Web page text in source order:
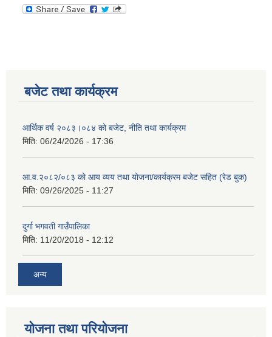
बजेट तथा कार्यक्रम
आर्थिक वर्ष २०८३।०८४ को बजेट, नीति तथा कार्यक्रम
मिति: 06/24/2026 - 17:36
आ.व.२०८२/०८३ को आय व्यय तथा योजना/कार्यक्रम बजेट सहित (रेड बुक)
मिति: 09/26/2025 - 11:27
दुर्गा भगवती गाउँपालिका
मिति: 11/20/2018 - 12:12
अन्य
योजना तथा परियोजना